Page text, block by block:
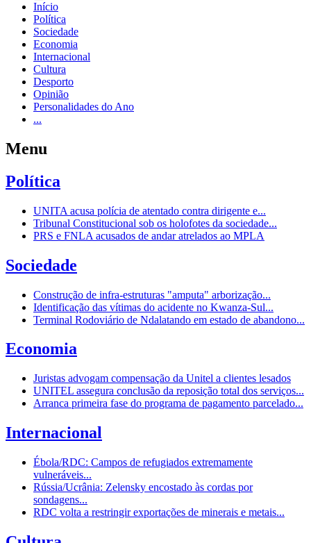
Início
Política
Sociedade
Economia
Internacional
Cultura
Desporto
Opinião
Personalidades do Ano
...
Menu
Política
UNITA acusa polícia de atentado contra dirigente e...
Tribunal Constitucional sob os holofotes da sociedade...
PRS e FNLA acusados de andar atrelados ao MPLA
Sociedade
Construção de infra-estruturas "amputa" arborização...
Identificação das vítimas do acidente no Kwanza-Sul...
Terminal Rodoviário de Ndalatando em estado de abandono...
Economia
Juristas advogam compensação da Unitel a clientes lesados
UNITEL assegura conclusão da reposição total dos serviços...
Arranca primeira fase do programa de pagamento parcelado...
Internacional
Ébola/RDC: Campos de refugiados extremamente
vulneráveis...
Rússia/Ucrânia: Zelensky encostado às cordas por
sondagens...
RDC volta a restringir exportações de minerais e metais...